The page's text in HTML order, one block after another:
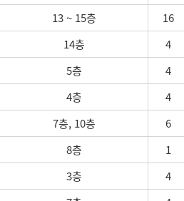
13 ~ 15층 16
14층 4
5층 4
4층 4
7층, 10층 6
8층 1
3층 4